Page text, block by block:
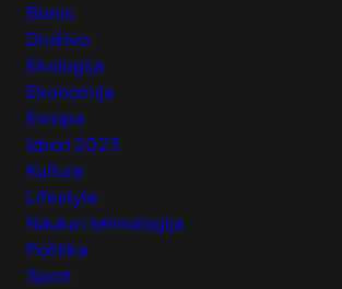
Biznis
Društvo
Ekologija
Ekonomija
Evropa
Izbori 2023
Kultura
Lifestyle
Nauka i tehnologija
Politika
Sport